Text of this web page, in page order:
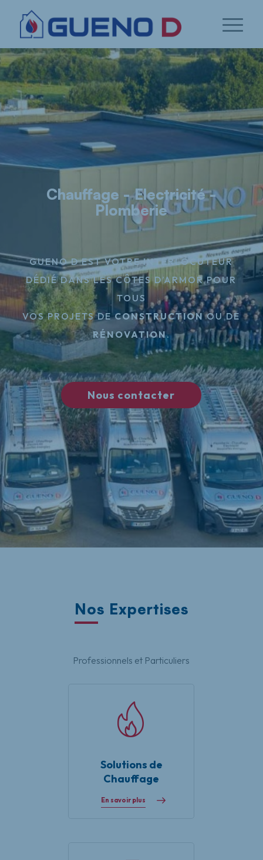
Chauffage - Electricité -
Plomberie
GUENO D EST VOTRE INTERLOCUTEUR
DÉDIÉ DANS LES CÔTES D’ARMOR POUR
TOUS
VOS PROJETS DECONSTRUCTIONOU DE
RÉNOVATION.
Nous contacter
Nos Expertises
Professionnels et Particuliers
Solutions de
Chauffage
En savoir plus